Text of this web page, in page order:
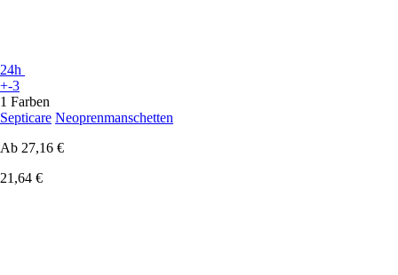
24h
+-3
1 Farben
Septicare Neoprenmanschetten
Ab 27,16 €
21,64 €